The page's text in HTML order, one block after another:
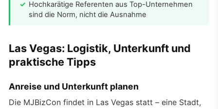
Hochkarätige Referenten aus Top-Unternehmen
sind die Norm, nicht die Ausnahme
Las Vegas: Logistik, Unterkunft und
praktische Tipps
Anreise und Unterkunft planen
Die MJBizCon findet in Las Vegas statt – eine Stadt,